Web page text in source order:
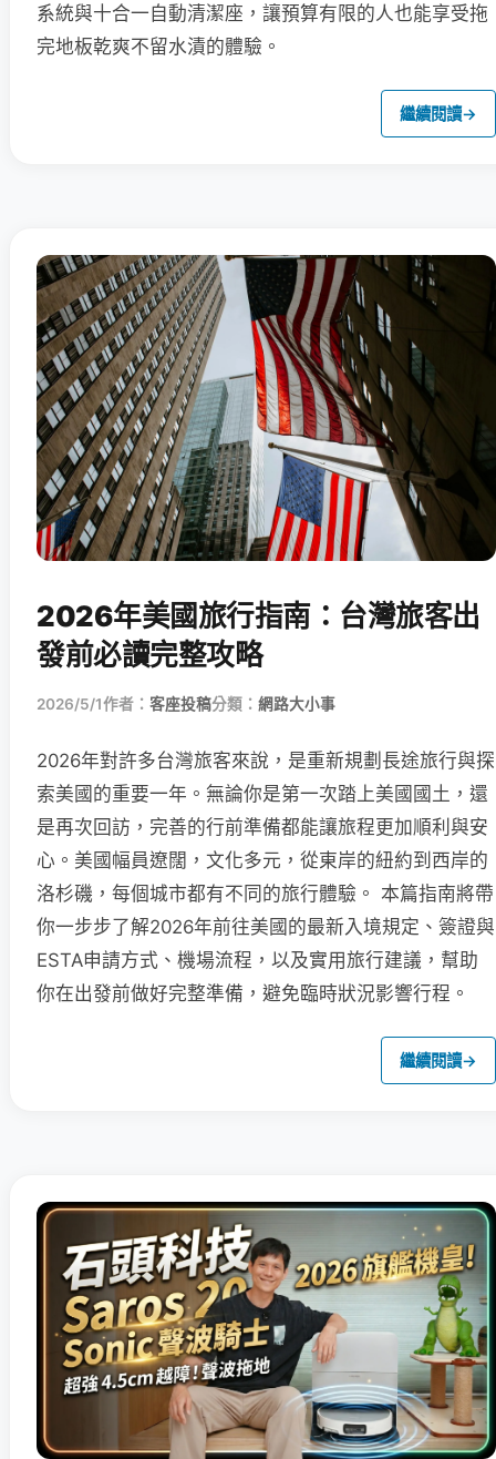
系統與十合一自動清潔座，讓預算有限的人也能享受拖
完地板乾爽不留水漬的體驗。
繼續閱讀→
2026年美國旅行指南：台灣旅客出
發前必讀完整攻略
2026/5/1作者： 客座投稿分類： 網路大小事
2026年對許多台灣旅客來說，是重新規劃長途旅行與探
索美國的重要一年。無論你是第一次踏上美國國土，還
是再次回訪，完善的行前準備都能讓旅程更加順利與安
心。美國幅員遼闊，文化多元，從東岸的紐約到西岸的
洛杉磯，每個城市都有不同的旅行體驗。 本篇指南將帶
你一步步了解2026年前往美國的最新入境規定、簽證與
ESTA申請方式、機場流程，以及實用旅行建議，幫助
你在出發前做好完整準備，避免臨時狀況影響行程。
繼續閱讀→